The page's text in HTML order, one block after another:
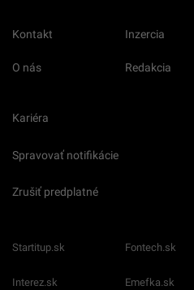
Kontakt Inzercia
O nás Redakcia
Kariéra
Spravovať notifikácie
Zrušiť predplatné
Startitup.sk Fontech.sk
Interez.sk Emefka.sk